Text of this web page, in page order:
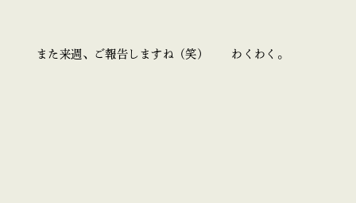
また来週、ご報告しますね（笑） わくわく。